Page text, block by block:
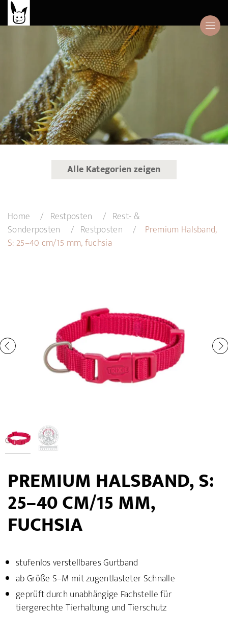
Alle Kategorien zeigen
Home Restposten
Rest- &
Sonderposten
Restposten
Premium Halsband,
S: 25–40 cm/15 mm, fuchsia
PREMIUM HALSBAND, S:
25–40 CM/15 MM,
FUCHSIA
stufenlos verstellbares Gurtband
ab Größe S–M mit zugentlasteter Schnalle
geprüft durch unabhängige Fachstelle für
tiergerechte Tierhaltung und Tierschutz